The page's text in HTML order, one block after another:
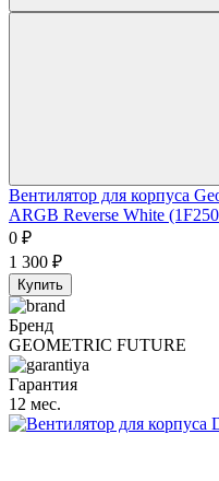
Вентилятор для корпуса
ARGB Reverse White
0 ₽
1 300 ₽
Купить
Бренд
GEOMETRIC FUTURE
Гарантия
12 мес.